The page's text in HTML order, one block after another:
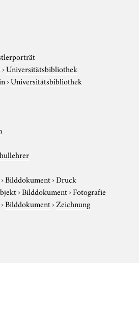
›Universitätsbibliothek
›Universitätsbibliothek
›Bilddokument›Druck
›Bilddokument›Fotografie
›Bilddokument›Zeichnung